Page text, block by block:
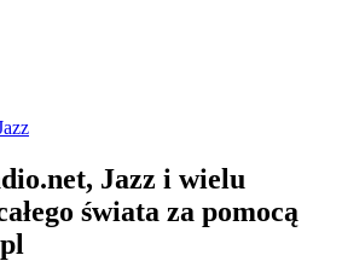
Jazz i wielu
świata za pomocą